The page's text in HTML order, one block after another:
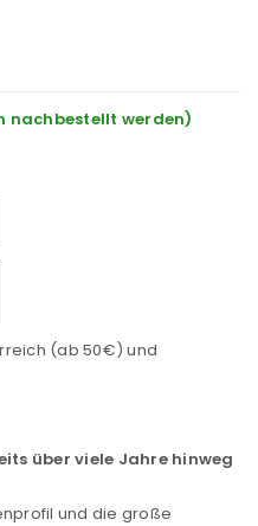
nachbestellt werden)
(ab 50€) und
über viele Jahre hinweg
und die große